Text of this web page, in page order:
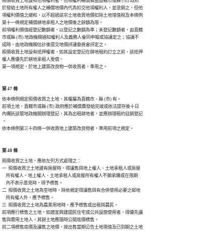
於發給土地所有權人之補償地價內代為扣交他項權利人，並塗銷之。但他
項權利價值之總和，以不超過該宗土地收買地價扣除土地增值稅及本條例
第十一條規定補償耕地承租人之地價後之餘額為限。
前項權利價值經登記數額者，以登記之數額為準；未登記數額者，由直轄
市或縣 (市) 地政機關通知權利人及義務人會同申報或協議定之；協議不
成時，由地政機關估計後提交地價評議委員會評定之。
照價收買土地設有抵押權者，如其設定登記在耕地租約訂立之前，該抵押
權人應優先於耕地承租人受償。
第 47 條
依本條例規定照價收買之土地，其權屬為直轄市、縣 (市) 有。
前項土地，直轄市或縣 (市) 政府應於補償費發給完竣或依法提存後十日
內囑託該管地政機關辦理登記，其為出租耕地者，並應辦理租約註銷登記
。
第 48 條
照價收買之土地，應依左列方式處理之：
一  照價收買之土地建有房屋時，得讓售與地上權人、土地承租人或房屋
    所有權人。地上權人、土地承租人或房屋所有權人不願承購或在限期
    內不表示意見時，得予標售。
二  照價收買之土地為空地時，除依規定得讓售與有合併使用必要之鄰地
    所有權人外，應予標售。
三  照價收買之土地為農業用地時，應予標售或出租與農民。
前項應行標售之土地，如適宜興建國民住宅或公共設施使用者，得優先讓
售與需用土地人。其餘土地應隨時公開底價標售。
前二項標售底價及讓售之地價，按出售當期公告土地現值及已到期之土地